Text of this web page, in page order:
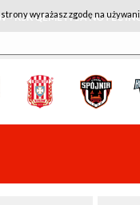
- KSK QEMETICA NOTEĆ
wyrażasz zgodę na